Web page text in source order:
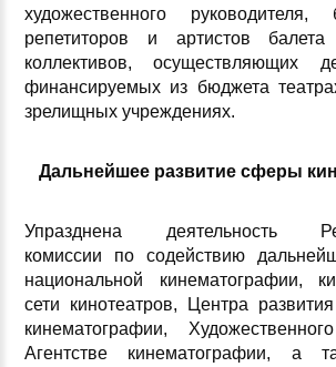
художественного руководителя,
репетиторов и артистов балета
коллективов, осуществляющих
финансируемых из бюджета
зрелищных учреждениях.
Дальнейшее развитие сферы
Упразднена деятельность
комиссии по содействию
национальной кинематографии,
сети кинотеатров, Центра
кинематографии,
Агентстве кинематографии, а